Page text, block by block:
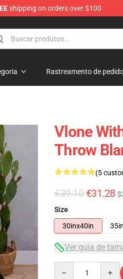
shipping on orders over $100
Rastreamento de
Vlone
Throw
(5
€39.10 €31.28
Size
30inx40in
Ver guia de